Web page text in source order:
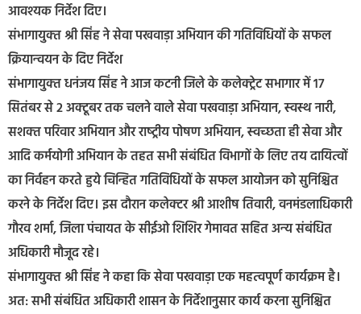
आवश्‍यक निर्देश दिए।
संभागायुक्‍त श्री सिंह ने सेवा पखवाड़ा अभियान की गतिविधियों के सफल
क्रियान्‍वयन के दिए निर्देश
संभागायुक्‍त धनंजय सिंह ने आज कटनी जिले के कलेक्ट्रेट सभागार में 17
सितंबर से 2 अक्‍टूबर तक चलने वाले सेवा पखवाड़ा अभियान, स्‍वस्‍थ नारी,
सशक्‍त परिवार अभियान और राष्‍ट्रीय पोषण अभियान, स्‍वच्‍छता ही सेवा और
आदि कर्मयोगी अभियान के तहत सभी संबंधित विभागों के लिए तय दायित्‍वों
का निर्वहन करते हुये चिन्हित गतिविधियों के सफल आयोजन को सुनिश्चित
करने के निर्देश दिए। इस दौरान कलेक्‍टर श्री आशीष तिवारी, वनमंडलाधिकारी
गौरव शर्मा, जिला पंचायत के सीईओ शिशिर गेमावत सहित अन्‍य संबंधित
अधिकारी मौजूद रहे।
संभागायुक्‍त श्री सिंह ने कहा कि सेवा पखवाड़ा एक महत्‍वपूर्ण कार्यक्रम है।
अत: सभी संबंधित अधिकारी शासन के‍ निर्देशानुसार कार्य करना सुनिश्चित